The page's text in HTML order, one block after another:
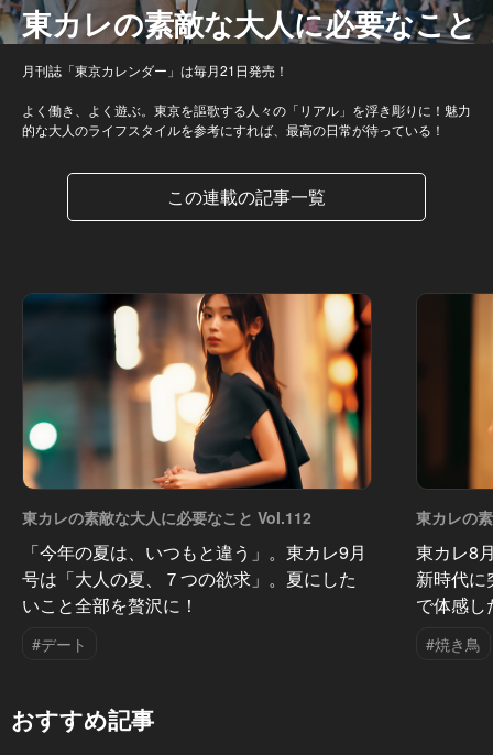
東カレの素敵な大人に必要なこと
月刊誌「東京カレンダー」は毎月21日発売！
よく働き、よく遊ぶ。東京を謳歌する人々の「リアル」を浮き彫りに！魅力
的な大人のライフスタイルを参考にすれば、最高の日常が待っている！
この連載の記事一覧
東カレの素敵な大人に必要なこと Vol.112
「今年の夏は、いつもと違う」。東カレ9月
号は「大人の夏、７つの欲求」。夏にした
いこと全部を贅沢に！
#デート
東カレの
東カレ8
新時代
で体感し
#焼き鳥
おすすめ記事